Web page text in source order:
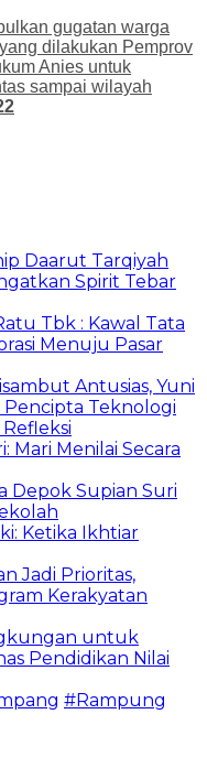
gugatan warga
dilakukan Pemprov
Anies untuk
sampai wilayah
Daarut Tarqiyah
Spirit Tebar
Tbk : Kawal Tata
Menuju Pasar
Antusias, Yuni
Pencipta Teknologi
Mari Menilai Secara
Depok Supian Suri
Ketika Ikhtiar
Jadi Prioritas,
Kerakyatan
untuk
Pendidikan Nilai
#Rampung